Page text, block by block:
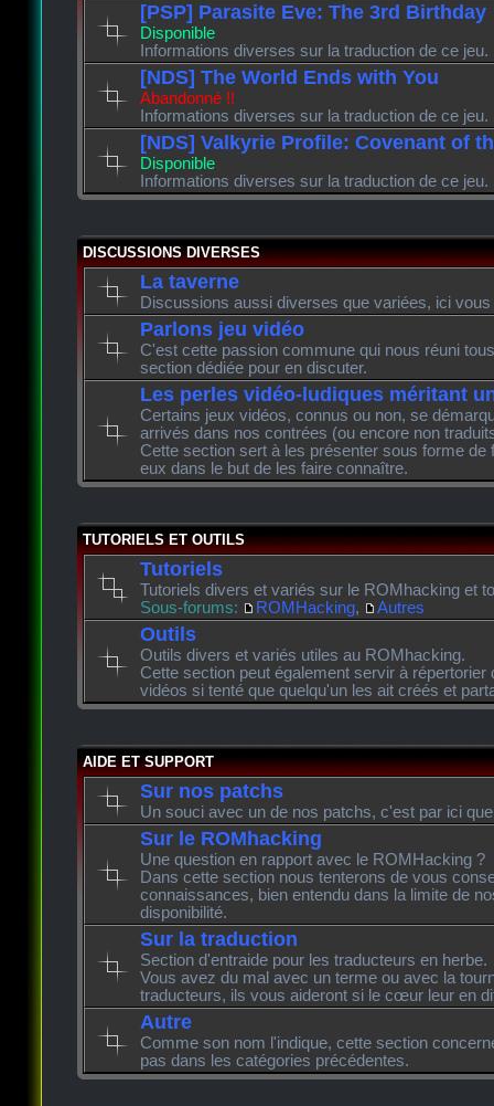
[PSP] Parasite Eve: The 3rd Birthday
Disponible
Informations diverses sur la traduction de ce jeu.
[NDS] The World Ends with You
Abandonné !!
Informations diverses sur la traduction de ce jeu.
[NDS] Valkyrie Profile: Covenant of
Disponible
Informations diverses sur la traduction de ce jeu.
DISCUSSIONS DIVERSES
La taverne
Discussions aussi diverses que variées, ici
Parlons jeu vidéo
C'est cette passion commune qui nous réuni
section dédiée pour en discuter.
Les perles vidéo-ludiques méritant
Certains jeux vidéos, connus ou non, se
arrivés dans nos contrées (ou encore non
Cette section sert à les présenter sous forme de
eux dans le but de les faire connaître.
TUTORIELS ET OUTILS
Tutoriels
Tutoriels divers et variés sur le ROMhacking et
Sous-forums:
ROMHacking, Autres
Outils
Outils divers et variés utiles au ROMhacking.
Cette section peut également servir à
vidéos si tenté que quelqu'un les ait créés et
AIDE ET SUPPORT
Sur nos patchs
Un souci avec un de nos patchs, c'est par ici
Sur le ROMhacking
Une question en rapport avec le ROMHacking ?
Dans cette section nous tenterons de vous
connaissances, bien entendu dans la limite de
disponibilité.
Sur la traduction
Section d'entraide pour les traducteurs en herbe.
Vous avez du mal avec un terme ou avec la
traducteurs, ils vous aideront si le cœur leur en
Autre
Comme son nom l'indique, cette section
pas dans les catégories précédentes.